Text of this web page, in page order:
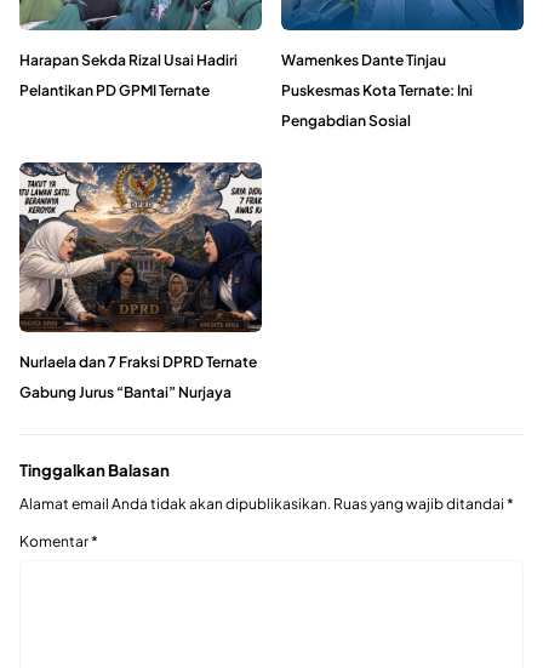
Harapan Sekda Rizal Usai Hadiri
Pelantikan PD GPMI Ternate
Wamenkes Dante Tinjau
Puskesmas Kota Ternate: Ini
Pengabdian Sosial
Nurlaela dan 7 Fraksi DPRD Ternate
Gabung Jurus “Bantai” Nurjaya
Tinggalkan Balasan
Alamat email Anda tidak akan dipublikasikan. Ruas yang wajib ditandai *
Komentar*